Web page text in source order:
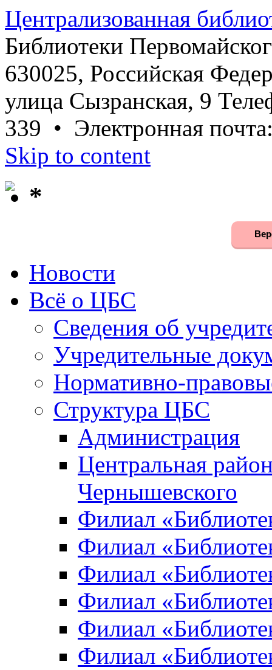
Централизованная
Библиотеки
630025, Российская
улица Сызранская, 9
339 • Электронная
Skip to content
*
Новости
Всё о ЦБС
Сведения об
Учредительные
Нормативно-
Структура ЦБС
Администрация
Центральная
Чернышевского
Филиал
Филиал
Филиал
Филиал
Филиал
Филиал